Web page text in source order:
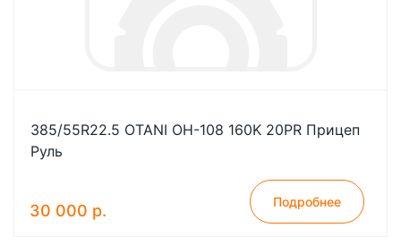
385/55R22.5 OTANI OH-108 160K 20PR Прицеп
Руль
30 000 р. Подробнее